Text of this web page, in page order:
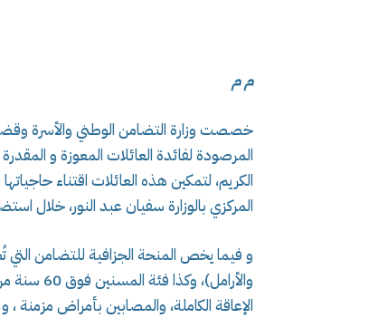
م م
الكريم، لتمكين هذه العائلات اقتناء
المركزي بالوزارة سفيان عبد النور، خلال
و فيما يخص المنحة الجزافية للتضامن